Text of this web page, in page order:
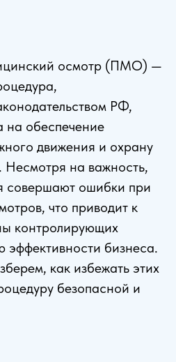
осмотр (ПМО) —
РФ,
на обеспечение
движения и охрану
Несмотря на важность,
совершают ошибки при
что приводит к
контролирующих
бизнеса.
как избежать этих
безопасной и